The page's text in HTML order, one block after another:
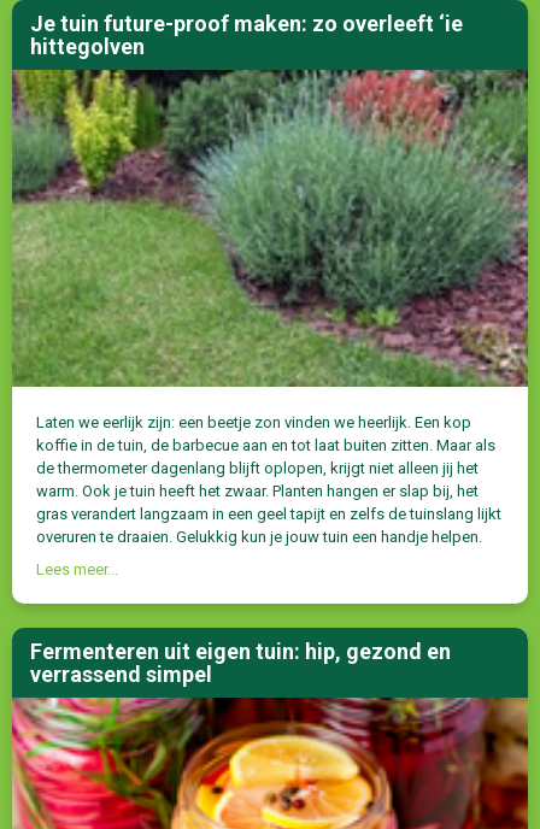
Je tuin future-proof maken: zo overleeft ‘ie
hittegolven
Laten we eerlijk zijn: een beetje zon vinden we heerlijk. Een kop
koffie in de tuin, de barbecue aan en tot laat buiten zitten. Maar als
de thermometer dagenlang blijft oplopen, krijgt niet alleen jij het
warm. Ook je tuin heeft het zwaar. Planten hangen er slap bij, het
gras verandert langzaam in een geel tapijt en zelfs de tuinslang lijkt
overuren te draaien. Gelukkig kun je jouw tuin een handje helpen.
Lees meer...
Fermenteren uit eigen tuin: hip, gezond en
verrassend simpel